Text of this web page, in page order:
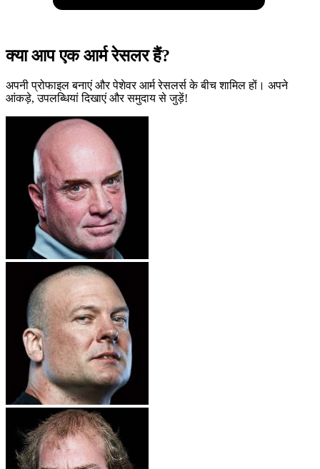
क्या आप एक आर्म रेसलर हैं?
अपनी प्रोफाइल बनाएं और पेशेवर आर्म रेसलर्स के बीच शामिल हों। अपने
आंकड़े, उपलब्धियां दिखाएं और समुदाय से जुड़ें!